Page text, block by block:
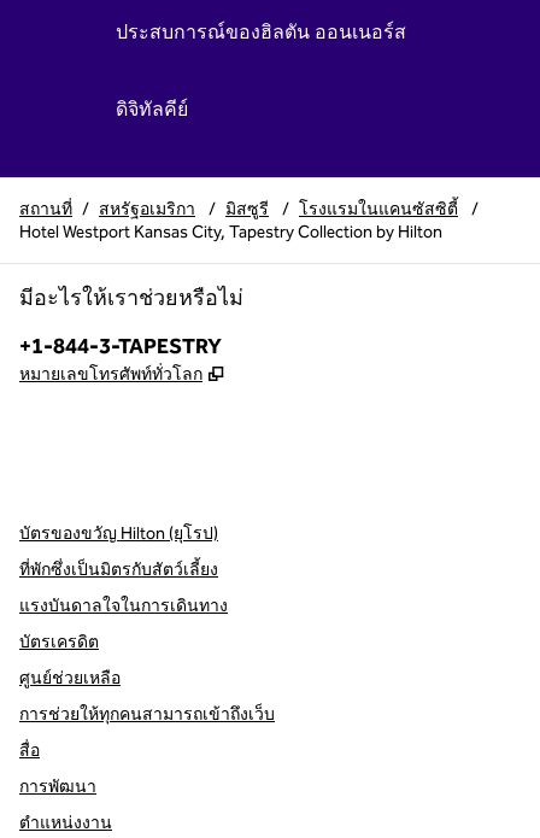
ประสบการณ์ของฮิลตัน ออนเนอร์ส
ดิจิทัลคีย์
สถานที่ / สหรัฐอเมริกา / มิสซูรี / โรงแรมในแคนซัสซิตี้
/
Hotel Westport Kansas City, Tapestry Collection by Hilton
มีอะไรให้เราช่วยหรือไม่
โทรศัพท์:
+1-844-3-TAPESTRY
หมายเลขโทรศัพท์ทั่วโลก ,
บัตรของขวัญ Hilton (ยุโรป)
ที่พักซึ่งเป็นมิตรกับสัตว์เลี้ยง
แรงบันดาลใจในการเดินทาง
บัตรเครดิต
ศูนย์ช่วยเหลือ
การช่วยให้ทุกคนสามารถเข้าถึงเว็บ
สื่อ
การพัฒนา
ตำแหน่งงาน